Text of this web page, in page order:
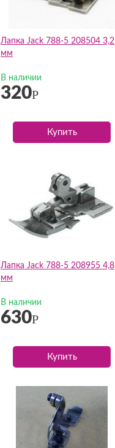
Лапка Jack 788-5 208504 3,2
мм
В наличии
320Р
Купить
Лапка Jack 788-5 208955 4,8
мм
В наличии
630Р
Купить